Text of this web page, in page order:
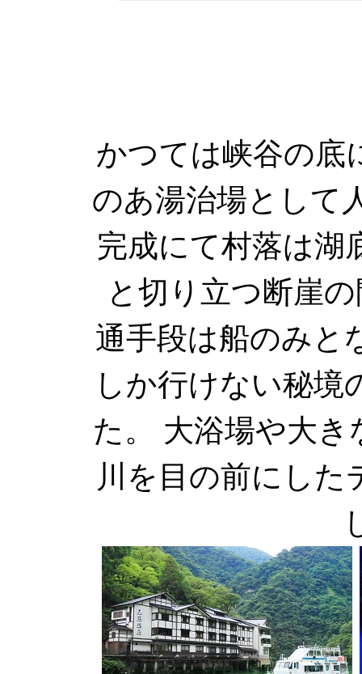
かつては峡谷の底
のあ湯治場として
完成にて村落は湖
と切り立つ断崖
通手段は船のみと
しか行けない秘境
た。 大浴場や大
川を目の前にした